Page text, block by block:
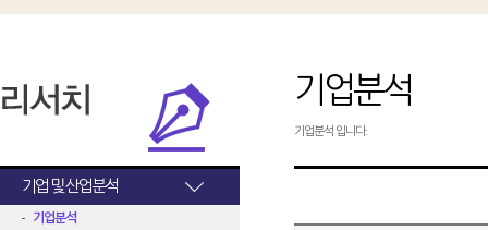
기업 및 산업분석
기업분석
기업분석
기업분석 입니다.